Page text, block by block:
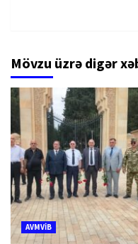
Mövzu üzrə digər
AVMVİB